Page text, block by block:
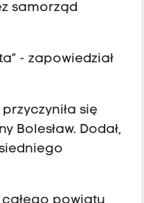
samorząd
- zapowiedział
się
Dodał,